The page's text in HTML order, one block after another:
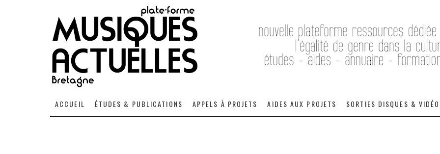
ACCUEIL ÉTUDES & PUBLICATIONS APPELS À PROJETS AIDES AUX PROJETS SORTIES DISQUES &